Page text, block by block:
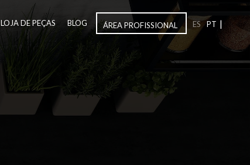
LOJA DE PEÇAS BLOG ÁREA PROFISSIONAL ES PT |